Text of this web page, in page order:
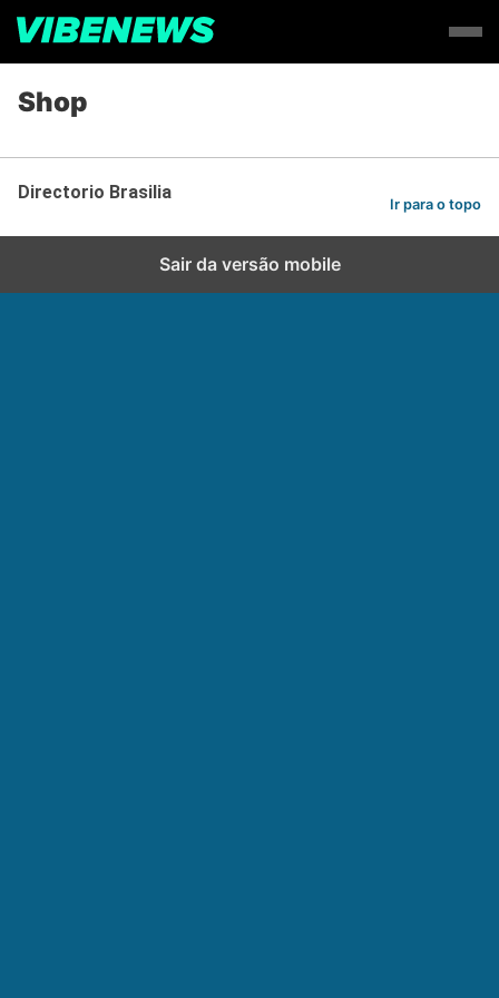
Shop
Directorio Brasilia
Ir para o topo
Sair da versão mobile